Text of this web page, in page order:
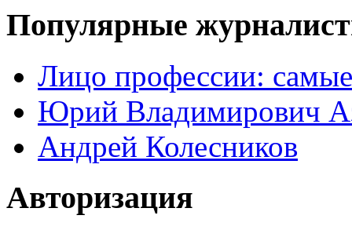
Популярные
Лицо профессии:
Юрий Владимирович
Андрей Колесников
Авторизация